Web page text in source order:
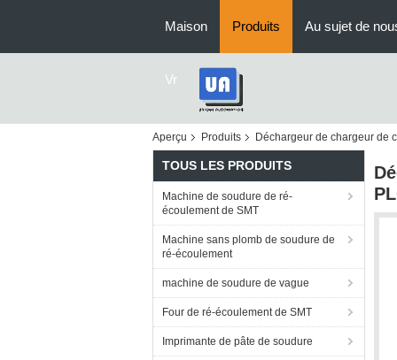
Maison Produits Au sujet de
Vr
Aperçu Produits Déchargeur de chargeur de
TOUS LES PRODUITS
Machine de soudure de ré-
écoulement de SMT
Machine sans plomb de soudure de
ré-écoulement
machine de soudure de vague
Four de ré-écoulement de SMT
Imprimante de pâte de soudure